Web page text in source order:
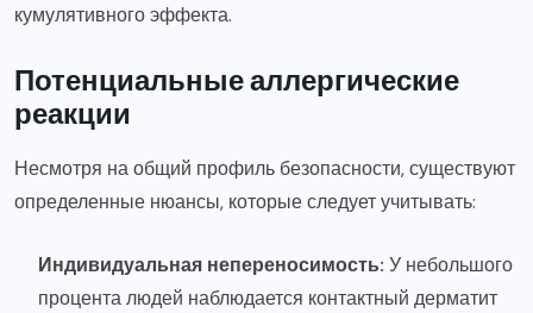
кумулятивного эффекта.
Потенциальные аллергические
реакции
Несмотря на общий профиль безопасности, существуют
определенные нюансы, которые следует учитывать:
Индивидуальная непереносимость: У небольшого
процента людей наблюдается контактный дерматит